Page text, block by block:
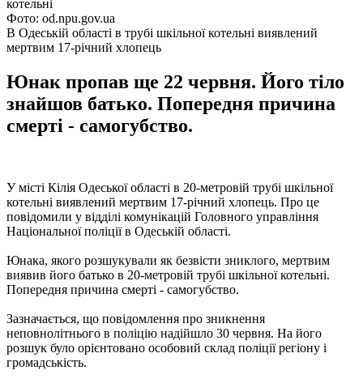
Фото: od.npu.gov.ua
В Одеській області в трубі шкільної котельні виявлений
мертвим 17-річний хлопець
Юнак пропав ще 22 червня. Його тіло
знайшов батько. Попередня причина
смерті - самогубство.
У місті Кілія Одеської області в 20-метровій трубі шкільної
котельні виявлений мертвим 17-річний хлопець. Про це
повідомили у відділі комунікацій Головного управління
Національної поліції в Одеській області.
Юнака, якого розшукували як безвісти зниклого, мертвим
виявив його батько в 20-метровій трубі шкільної котельні.
Попередня причина смерті - самогубство.
Зазначається, що повідомлення про зникнення
неповнолітнього в поліцію надійшло 30 червня. На його
розшук було орієнтовано особовий склад поліції регіону і
громадськість.